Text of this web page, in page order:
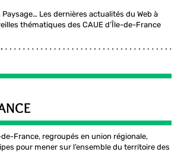
Les dernières actualités du Web à
thématiques des CAUE d’Île-de-France
de-France, regroupés en union régionale,
pour mener sur l’ensemble du territoire des